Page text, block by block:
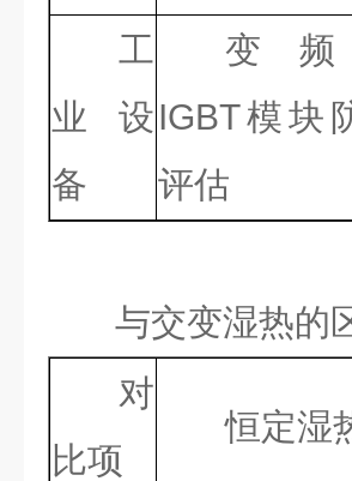
工
业设
备
变
IGBT模块
评估
与交变湿热的
对
比项
恒定湿